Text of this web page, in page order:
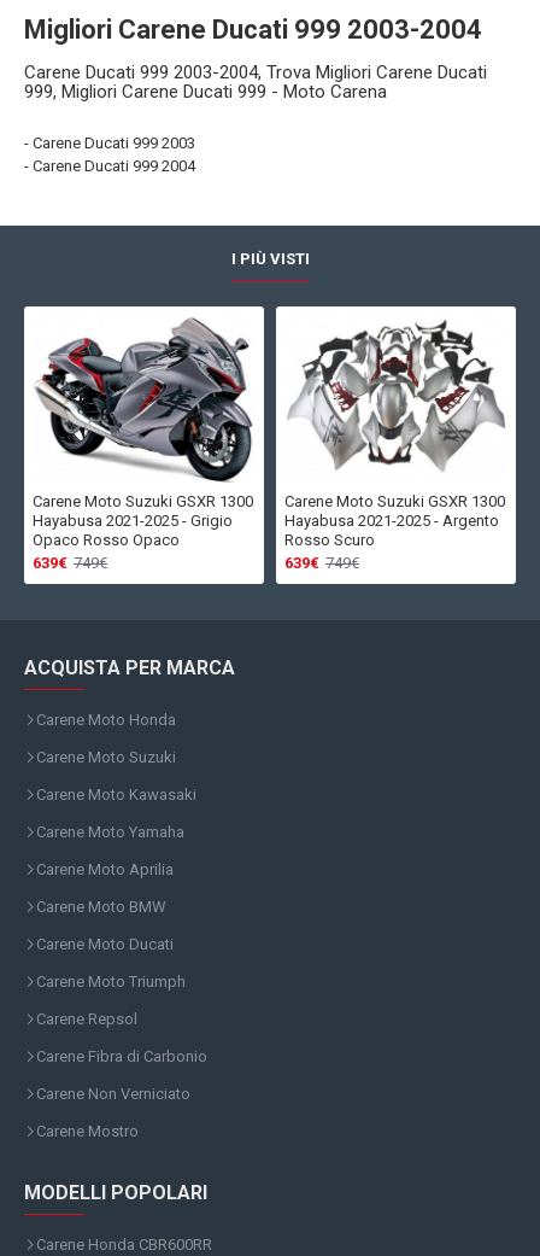
- Carene Ducati 999 2003
- Carene Ducati 999 2004
Migliori Carene Ducati 999 2003-2004
Carene Ducati 999 2003-2004, Trova Migliori Carene Ducati
999, Migliori Carene Ducati 999 - Moto Carena
I PIÙ VISTI
Carene Moto Suzuki GSXR 1300
Hayabusa 2021-2025 - Grigio
Opaco Rosso Opaco
639€ 749€
Carene Moto Suzuki GSXR 1300
Hayabusa 2021-2025 - Argento
Rosso Scuro
639€ 749€
ACQUISTA PER MARCA
Carene Moto Honda
Carene Moto Suzuki
Carene Moto Kawasaki
Carene Moto Yamaha
Carene Moto Aprilia
Carene Moto BMW
Carene Moto Ducati
Carene Moto Triumph
Carene Repsol
Carene Fibra di Carbonio
Carene Non Verniciato
Carene Mostro
MODELLI POPOLARI
Carene Honda CBR600RR